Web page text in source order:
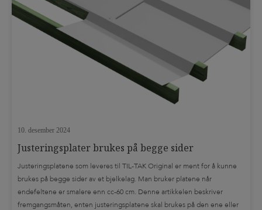
10. desember 2024
Justeringsplater brukes på begge sider
Justeringsplatene som leveres til TIL-TAK Original er ment for å kunne
brukes på begge sider av et bjelkelag. Man bruker platene når
endefeltene er smalere enn cc-60 cm. Denne artikkelen beskriver
fremgangsmåten, enten justeringsplatene skal brukes på den ene eller